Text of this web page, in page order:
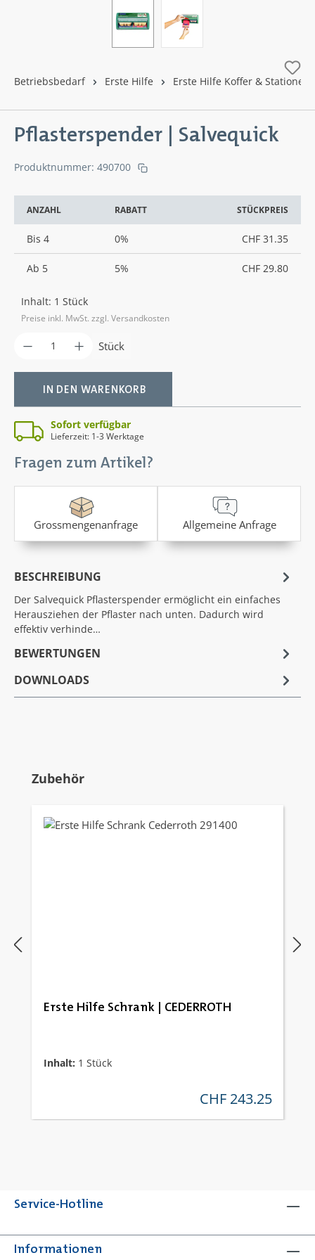
Betriebsbedarf Erste Hilfe Erste Hilfe Koffer & Stationen
Pflasterspender | Salvequick
ANZAHL RABATT STÜCKPREIS
Bis 4 0% CHF 31.35
Ab 5 5% CHF 29.80
Inhalt: 1 Stück
Preise inkl. MwSt. zzgl. Versandkosten
Produkt Anzahl: Gib den gewünschten
Stück
IN DEN WARENKORB
Sofort verfügbar
Lieferzeit: 1-3 Werktage
Produktnummer: 490700
Fragen zum Artikel?
Grossmengenanfrage Allgemeine Anfrage
BESCHREIBUNG
Der Salvequick Pflasterspender ermöglicht ein einfaches
Herausziehen der Pflaster nach unten. Dadurch wird
effektiv verhinde…
BEWERTUNGEN
DOWNLOADS
Produktgalerie überspringen
Zubehör
Erste Hilfe Schrank | CEDERROTH
Inhalt: 1 Stück
regulärer preis:
CHF 243.25
Service-Hotline
Informationen